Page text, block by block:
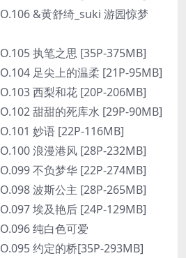
&黄舒绮_suki 游园惊梦
执笔之思 [35P-375MB]
足尖上的温柔 [21P-95MB]
西梨和花 [20P-206MB]
甜甜的死库水 [29P-90MB]
妙语 [22P-116MB]
浪漫港风 [28P-232MB]
不负梦华 [22P-274MB]
波斯公主 [28P-265MB]
埃及艳后 [24P-129MB]
纯白色可爱
约定的桥[35P-293MB]